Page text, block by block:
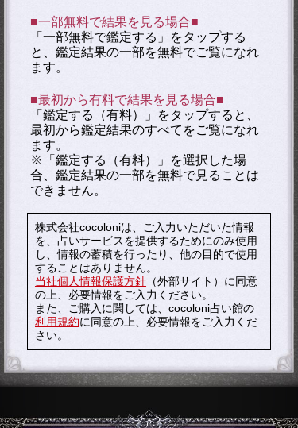
■一部無料で結果を見る場合■
「一部無料で鑑定する」をタップする
と、鑑定結果の一部を無料でご覧になれ
ます。
■最初から有料で結果を見る場合■
「鑑定する（有料）」をタップすると、
最初から鑑定結果のすべてをご覧になれ
ます。
※「鑑定する（有料）」を選択した場
合、鑑定結果の一部を無料で見ることは
できません。
株式会社cocoloniは、ご入力いただいた情報
を、占いサービスを提供するためにのみ使用
し、情報の蓄積を行ったり、他の目的で使用
することはありません。
当社個人情報保護方針（外部サイト）に同意
の上、必要情報をご入力ください。
また、ご購入に関しては、cocoloni占い館の
利用規約に同意の上、必要情報をご入力くだ
さい。